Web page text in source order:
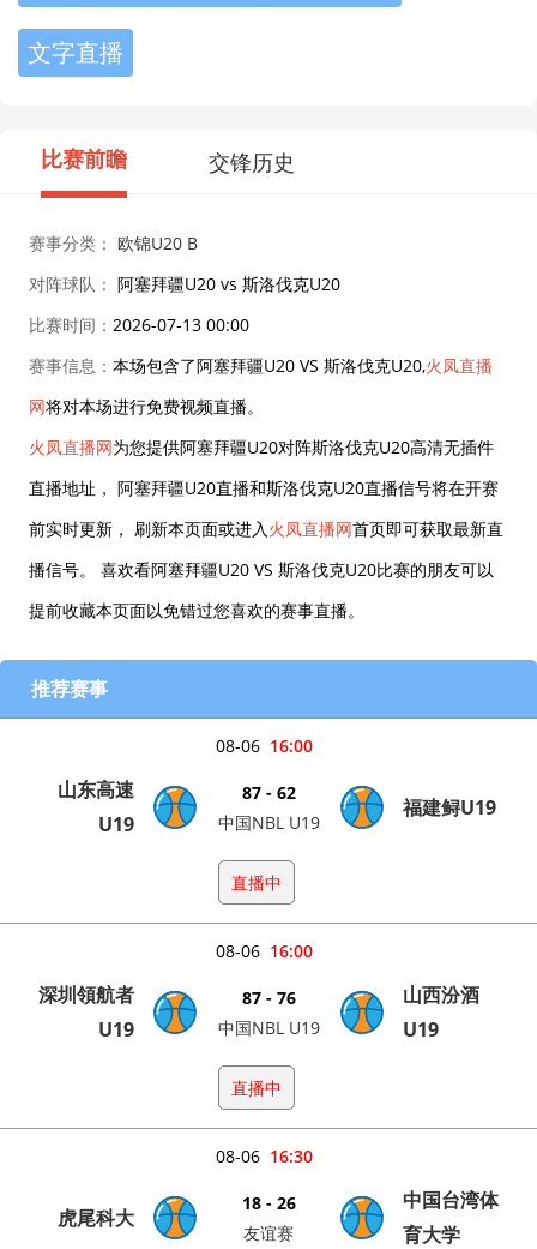
文字直播
比赛前瞻 交锋历史
赛事分类： 欧锦U20 B
对阵球队： 阿塞拜疆U20 vs 斯洛伐克U20
比赛时间： 2026-07-13 00:00
赛事信息： 本场包含了阿塞拜疆U20 VS 斯洛伐克U20,火凤直播
网将对本场进行免费视频直播。
火凤直播网为您提供阿塞拜疆U20对阵斯洛伐克U20高清无插件
直播地址， 阿塞拜疆U20直播和斯洛伐克U20直播信号将在开赛
前实时更新， 刷新本页面或进入火凤直播网首页即可获取最新直
播信号。 喜欢看阿塞拜疆U20 VS 斯洛伐克U20比赛的朋友可以
提前收藏本页面以免错过您喜欢的赛事直播。
推荐赛事
16:00
08-06
山东高速
U19
87 - 62
中国NBL U19
福建鲟U19
直播中
16:00
08-06
深圳領航者
U19
87 - 76
中国NBL U19
山西汾酒
U19
直播中
16:30
08-06
虎尾科大
18 - 26
友谊赛
中国台湾体
育大学